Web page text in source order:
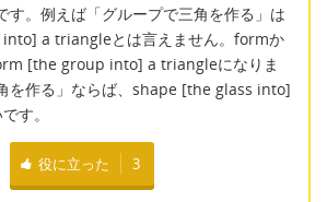
す。例えば「グループで三角を作る」は
a triangleとは言えません。formか
[the group into] a triangleになりま
を作る」ならば、shape [the glass into]
す。
役に立った 3